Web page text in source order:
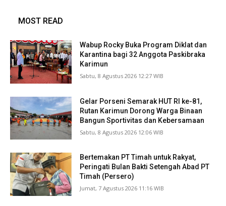
MOST READ
Wabup Rocky Buka Program Diklat dan
Karantina bagi 32 Anggota Paskibraka
Karimun
Sabtu, 8 Agustus 2026 12:27 WIB
Gelar Porseni Semarak HUT RI ke-81,
Rutan Karimun Dorong Warga Binaan
Bangun Sportivitas dan Kebersamaan
Sabtu, 8 Agustus 2026 12:06 WIB
Bertemakan PT Timah untuk Rakyat,
Peringati Bulan Bakti Setengah Abad PT
Timah (Persero)
Jumat, 7 Agustus 2026 11:16 WIB